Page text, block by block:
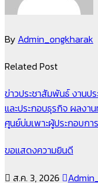
By Admin_ongkharak
Related Post
ข่าวประชาสัมพันธ์งานป
และประกอบธุรกิจ ผลงาน
ศูนย์บ่มเพาะผู้ประกอบกา
ขอแสดงความยินดี
ส.ค. 3, 2026